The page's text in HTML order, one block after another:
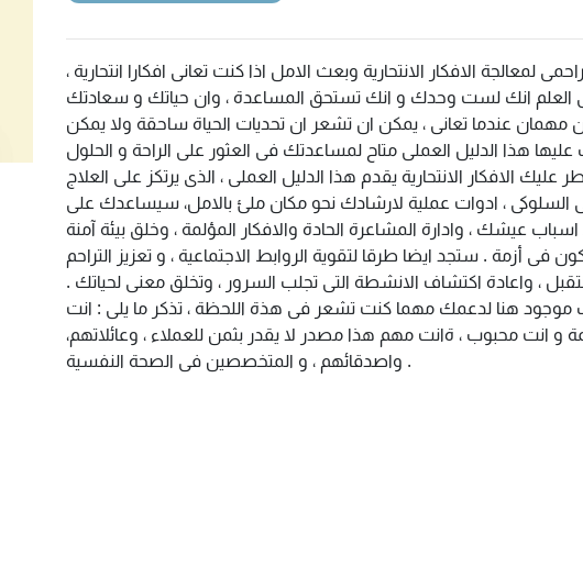
لمعالجة الافكار الانتحارية وبعث الامل اذا كنت تعانى افكارا انتحارية ،
العلم انك لست وحدك و انك تستحق المساعدة ، وان حياتك و سعادتك
مهمان عندما تعانى ، يمكن ان تشعر ان تحديات الحياة ساحقة ولا يمكن
عليها هذا الدليل العملى متاح لمساعدتك فى العثور على الراحة و الحلول
عليك الافكار الانتحارية يقدم هذا الدليل العملى ، الذى يرتكز على العلاج
السلوكى ، ادوات عملية لارشادك نحو مكان ملئ بالامل، سيساعدك على
اسباب عيشك ، وادارة المشاعرة الحادة والافكار المؤلمة ، وخلق بيئة آمنة
فى أزمة . ستجد ايضا طرقا لتقوية الروابط الاجتماعية ، و تعزيز التراحم
، واعادة اكتشاف الانشطة التى تجلب السرور ، وتخلق معنى لحياتك .
موجود هنا لدعمك مهما كنت تشعر فى هذة اللحظة ، تذكر ما يلى : انت
و انت محبوب ، ةانت مهم هذا مصدر لا يقدر بثمن للعملاء ، وعائلاتهم،
واصدقائهم ، و المتخصصين فى الصحة النفسية .